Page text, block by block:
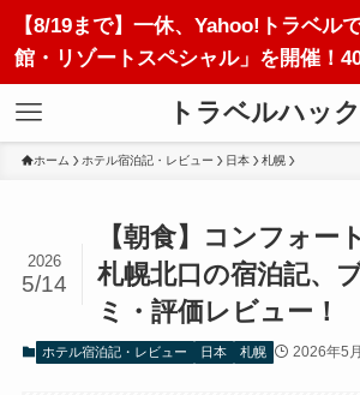
【8/19まで】一休、Yahoo!トラベル
館・リゾートスペシャル」を開催！
トラベルハッ
ホーム ホテル宿泊記・レビュー 日本 札幌
【朝食】コンフォー
札幌北口の宿泊記、
ミ・評価レビュー！
2026
5/14
ホテル宿泊記・レビュー 日本 札幌 2026年5